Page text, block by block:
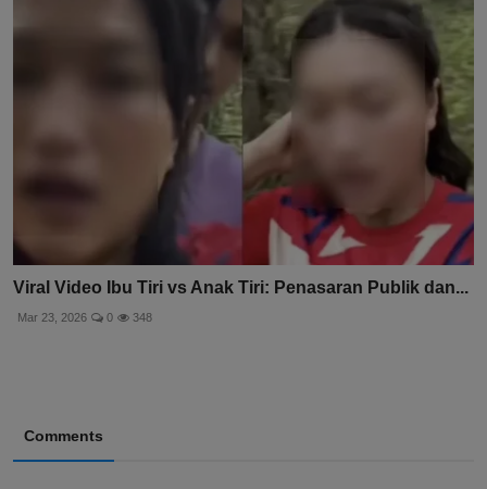
Viral Video Ibu Tiri vs Anak Tiri: Penasaran Publik dan...
Mar 23, 2026 0 348
Comments